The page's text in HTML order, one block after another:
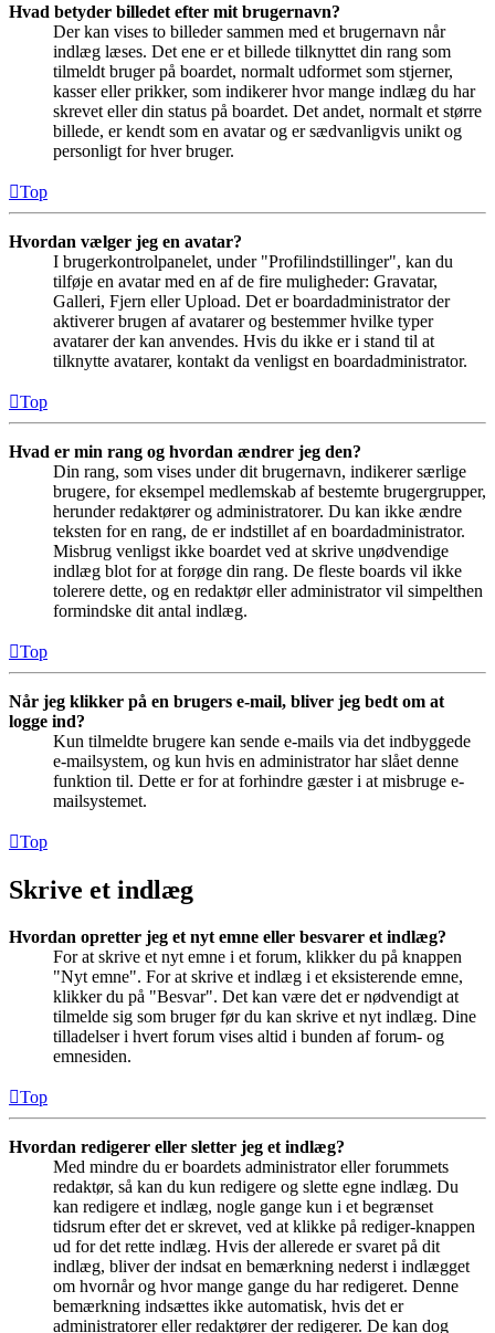
Hvad betyder billedet efter mit brugernavn?
Der kan vises to billeder sammen med et brugernavn når
indlæg læses. Det ene er et billede tilknyttet din rang som
tilmeldt bruger på boardet, normalt udformet som stjerner,
kasser eller prikker, som indikerer hvor mange indlæg du har
skrevet eller din status på boardet. Det andet, normalt et større
billede, er kendt som en avatar og er sædvanligvis unikt og
personligt for hver bruger.
Top
Hvordan vælger jeg en avatar?
I brugerkontrolpanelet, under "Profilindstillinger", kan du
tilføje en avatar med en af de fire muligheder: Gravatar,
Galleri, Fjern eller Upload. Det er boardadministrator der
aktiverer brugen af avatarer og bestemmer hvilke typer
avatarer der kan anvendes. Hvis du ikke er i stand til at
tilknytte avatarer, kontakt da venligst en boardadministrator.
Top
Hvad er min rang og hvordan ændrer jeg den?
Din rang, som vises under dit brugernavn, indikerer særlige
brugere, for eksempel medlemskab af bestemte brugergrupper,
herunder redaktører og administratorer. Du kan ikke ændre
teksten for en rang, de er indstillet af en boardadministrator.
Misbrug venligst ikke boardet ved at skrive unødvendige
indlæg blot for at forøge din rang. De fleste boards vil ikke
tolerere dette, og en redaktør eller administrator vil simpelthen
formindske dit antal indlæg.
Top
Når jeg klikker på en brugers e-mail, bliver jeg bedt om at
logge ind?
Kun tilmeldte brugere kan sende e-mails via det indbyggede
e-mailsystem, og kun hvis en administrator har slået denne
funktion til. Dette er for at forhindre gæster i at misbruge e-
mailsystemet.
Top
Skrive et indlæg
Hvordan opretter jeg et nyt emne eller besvarer et indlæg?
For at skrive et nyt emne i et forum, klikker du på knappen
"Nyt emne". For at skrive et indlæg i et eksisterende emne,
klikker du på "Besvar". Det kan være det er nødvendigt at
tilmelde sig som bruger før du kan skrive et nyt indlæg. Dine
tilladelser i hvert forum vises altid i bunden af forum- og
emnesiden.
Top
Hvordan redigerer eller sletter jeg et indlæg?
Med mindre du er boardets administrator eller forummets
redaktør, så kan du kun redigere og slette egne indlæg. Du
kan redigere et indlæg, nogle gange kun i et begrænset
tidsrum efter det er skrevet, ved at klikke på rediger-knappen
ud for det rette indlæg. Hvis der allerede er svaret på dit
indlæg, bliver der indsat en bemærkning nederst i indlægget
om hvornår og hvor mange gange du har redigeret. Denne
bemærkning indsættes ikke automatisk, hvis det er
administratorer eller redaktører der redigerer. De kan dog